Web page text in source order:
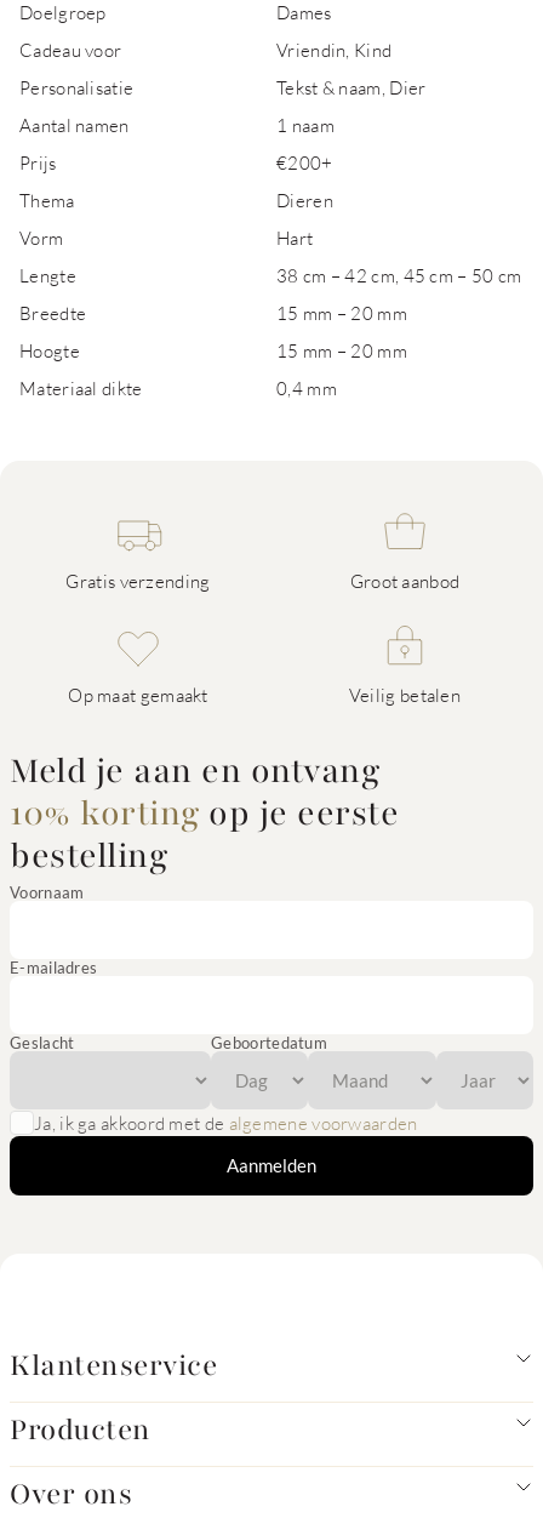
Doelgroep
Dames
Cadeau voor
Vriendin, Kind
Personalisatie
Tekst & naam, Dier
Aantal namen
1 naam
Prijs
€200+
Thema
Dieren
Vorm
Hart
Lengte
38 cm – 42 cm, 45 cm – 50 cm
Breedte
15 mm – 20 mm
Hoogte
15 mm – 20 mm
Materiaal dikte
0,4 mm
Gratis verzending Groot aanbod
Op maat gemaakt Veilig betalen
Meld je aan en ontvang
10% korting op je eerste
bestelling
Voornaam
E-mailadres
Geslacht Geboortedatum
Ja, ik ga akkoord met de algemene voorwaarden
Aanmelden
Klantenservice
Producten
Over ons